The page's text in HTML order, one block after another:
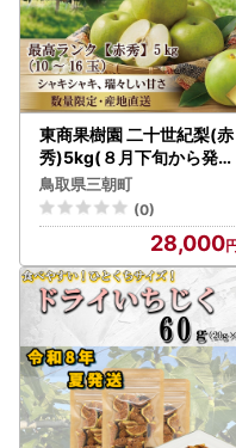
東商果樹園 二十世紀梨(赤
秀)5kg(８月下旬から発送
）
鳥取県三朝町
(0)
28,000